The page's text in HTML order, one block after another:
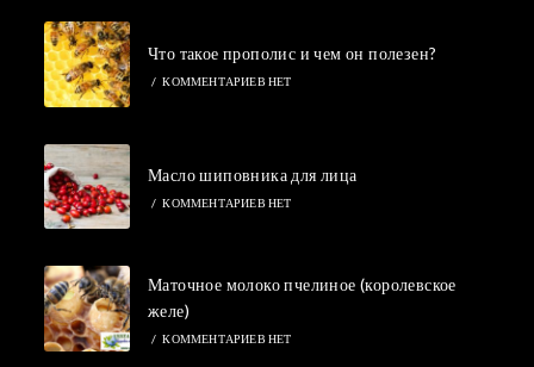
Что такое прополис и чем он полезен?
/ КОММЕНТАРИЕВ НЕТ
Масло шиповника для лица
/ КОММЕНТАРИЕВ НЕТ
Маточное молоко пчелиное (королевское
желе)
/ КОММЕНТАРИЕВ НЕТ